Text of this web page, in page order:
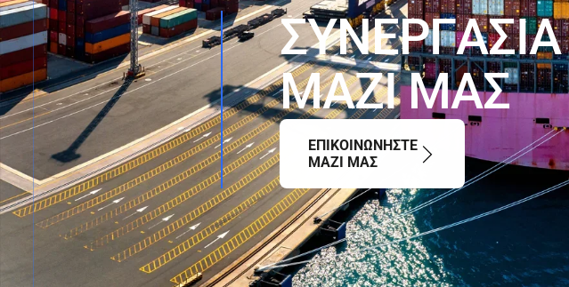
ΣΥΝΕΡΓΑΣΙΑ
ΜΑΖΙΜΑΣ
ΕΠΙΚΟΙΝΩΝΗΣΤΕ
ΜΑΖΙ ΜΑΣ